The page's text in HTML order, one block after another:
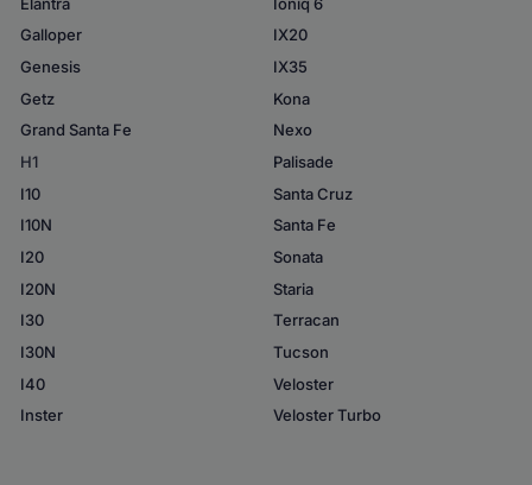
Galloper
Genesis
Getz
Grand Santa Fe
H1
I10
I10N
I20
I20N
I30
I30N
I40
Inster
IX20
IX35
Kona
Nexo
Palisade
Santa Cruz
Santa Fe
Sonata
Staria
Terracan
Tucson
Veloster
Veloster Turbo